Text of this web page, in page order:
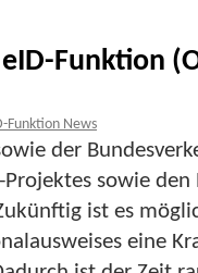
Funktion
Funktion News
der
sowie den
ist es
eine